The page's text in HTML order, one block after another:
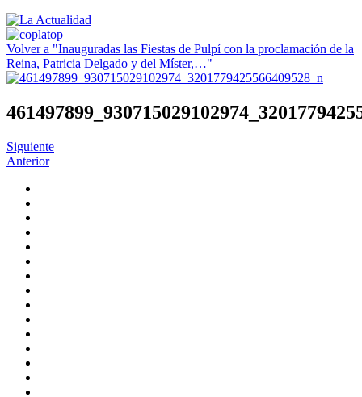
Volver a "Inauguradas las Fiestas de Pulpí con la proclamación de la
Reina, Patricia Delgado y del Míster,…"
Siguiente
Anterior